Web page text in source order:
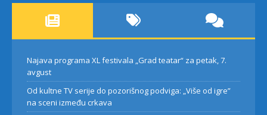
Najava programa XL festivala „Grad teatar“ za petak, 7.
avgust
Od kultne TV serije do pozorišnog podviga: „Više od igre”
na sceni između crkava